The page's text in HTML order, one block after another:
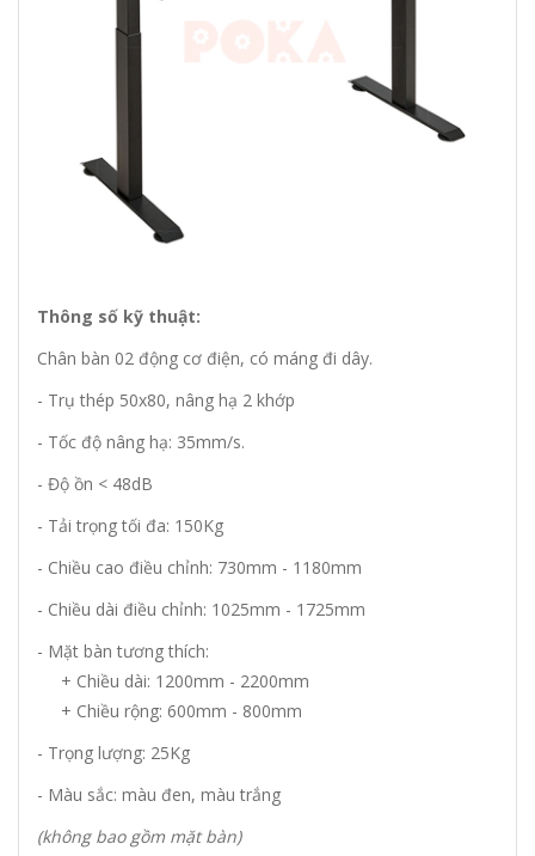
Thông số kỹ thuật:
Chân bàn 02 động cơ điện, có máng đi dây.
- Trụ thép 50x80, nâng hạ 2 khớp
- Tốc độ nâng hạ: 35mm/s.
- Độ ồn < 48dB
- Tải trọng tối đa: 150Kg
- Chiều cao điều chỉnh: 730mm - 1180mm
- Chiều dài điều chỉnh: 1025mm - 1725mm
- Mặt bàn tương thích:
+ Chiều dài: 1200mm - 2200mm
+ Chiều rộng: 600mm - 800mm
- Trọng lượng: 25Kg
- Màu sắc: màu đen, màu trắng
(không bao gồm mặt bàn)